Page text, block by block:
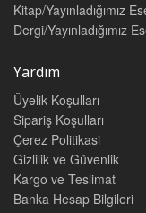
Kitap/Yayınladığımız
Dergi/Yayınladığımız
Yardım
Üyelik Koşulları
Sipariş Koşulları
Çerez Politikasi
Gizlilik ve Güvenlik
Kargo ve Teslimat
Banka Hesap Bilgileri